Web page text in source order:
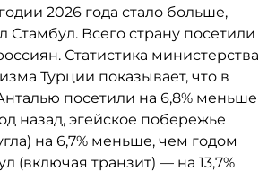
2026 года стало больше,
Стамбул. Всего страну посетили
Статистика министерства
Турции показывает, что в
посетили на 6,8% меньше
назад, эгейское побережье
на 6,7% меньше, чем годом
(включая транзит) — на 13,7%